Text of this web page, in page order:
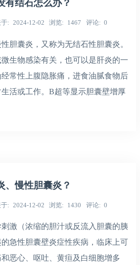
有结石怎么办？
2024-12-02 浏览 1467 评论 0
胆囊炎，又称为无结石性胆囊炎。
生物感染有关，也可以是肝炎的一
常性上腹隐胀痛，进食油腻食物后
活或工作。B超等显示胆囊壁增厚
、慢性胆囊炎？
于 2024-12-02 浏览 1430 评论 0
激（浓缩的胆汁或反流入胆囊的胰
急性胆囊壁炎症性疾病，临床上可
恶心、呕吐、黄疸及白细胞增多